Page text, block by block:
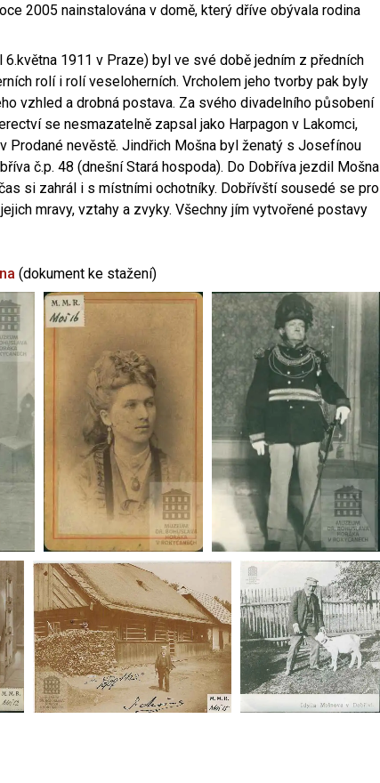
2005 nainstalována v domě, který dříve obývala rodina
1911 v Praze) byl ve své době jedním z předních
rolí i rolí veseloherních. Vrcholem jeho tvorby pak byly
vzhled a drobná postava. Za svého divadelního působení
se nesmazatelně zapsal jako Harpagon v Lakomci,
Prodané nevěstě. Jindřich Mošna byl ženatý s Josefínou
č.p. 48 (dnešní Stará hospoda). Do Dobříva jezdil Mošna
si zahrál i s místními ochotníky. Dobřívští sousedé se pro
mravy, vztahy a zvyky. Všechny jím vytvořené postavy
(dokument ke stažení)